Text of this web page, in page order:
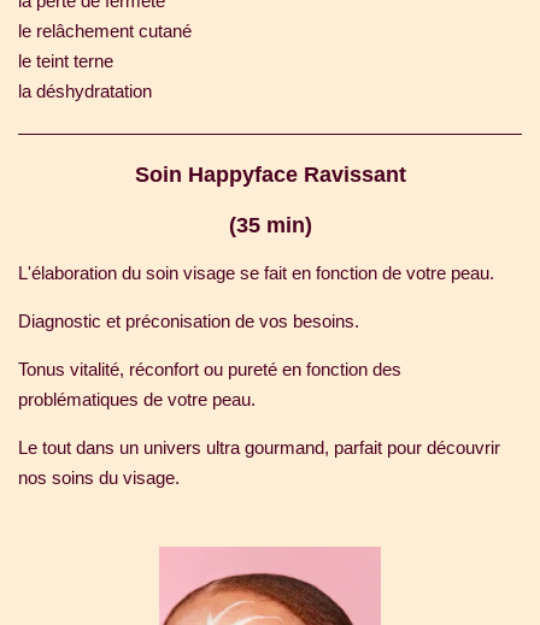
le relâchement cutané
le teint terne
la déshydratation
Soin Happyface Ravissant
(35 min)
L'élaboration du soin visage se fait en fonction de votre peau.
Diagnostic et préconisation de vos besoins.
Tonus vitalité, réconfort ou pureté en fonction des
problématiques de votre peau.
Le tout dans un univers ultra gourmand, parfait pour découvrir
nos soins du visage.